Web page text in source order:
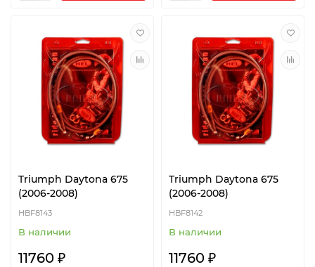
Triumph Daytona 675
(2006-2008)
HBF8143
В наличии
11760 ₽
Triumph Daytona 675
(2006-2008)
HBF8142
В наличии
11760 ₽